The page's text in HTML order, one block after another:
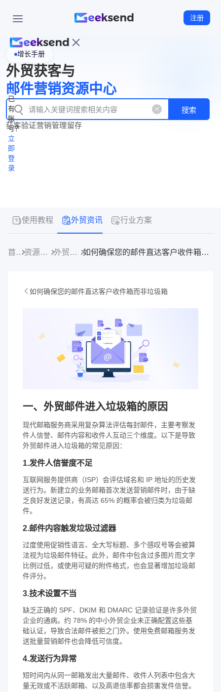
注册
页
WhatsApp
企业号
New
产
品
功
能
产
品
价
格
资
源
中
心
立
即
注
册
已
有
账
号？
立
即
登
录
增长手册
外贸获客与
邮件营销资源中心
搜索
获客验证营销管理留存
使用教程 外贸资讯 行业方案
首页 资源中心 外贸资讯 如何确保您的邮件直达客户收件箱而非垃圾箱
如何确保您的邮件直达客户收件箱而非垃圾箱
一、外贸邮件进入垃圾箱的原因
现代邮箱服务商采用复杂算法评估每封邮件，主要考察发
件人信誉、邮件内容和收件人互动三个维度。以下是导致
外贸邮件进入垃圾箱的常见原因：
1.发件人信誉度不足
互联网服务提供商（ISP）会评估域名和 IP 地址的历史发
送行为。新建立的业务邮箱首次发送营销邮件时，由于缺
乏良好发送记录，有高达 65% 的概率会被归类为垃圾邮
件。
2.邮件内容触发垃圾过滤器
过度使用促销性语言、全大写标题、多个感叹号等会被算
法视为垃圾邮件特征。此外，邮件中包含过多图片而文字
比例过低，或使用可疑的附件格式，也会显著增加垃圾邮
件评分。
3.技术设置不当
缺乏正确的 SPF、DKIM 和 DMARC 记录验证是许多外贸
企业的通病。约 78% 的中小外贸企业未正确配置这些基
础认证，导致合法邮件被拒之门外。使用免费邮箱服务发
送批量营销邮件也会降低可信度。
4.发送行为异常
短时间内从同一邮箱发出大量邮件、收件人列表中包含大
量无效或不活跃邮箱、以及高退信率都会损害发件信誉。